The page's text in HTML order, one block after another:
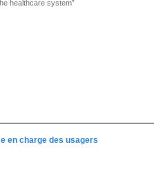
healthcare system”
en charge des usagers